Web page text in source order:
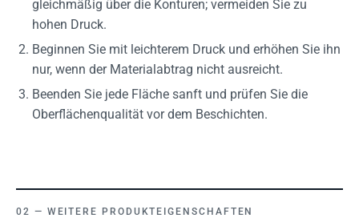
gleichmäßig über die Konturen; vermeiden Sie zu
hohen Druck.
Beginnen Sie mit leichterem Druck und erhöhen Sie ihn
nur, wenn der Materialabtrag nicht ausreicht.
Beenden Sie jede Fläche sanft und prüfen Sie die
Oberflächenqualität vor dem Beschichten.
WEITERE PRODUKTEIGENSCHAFTEN